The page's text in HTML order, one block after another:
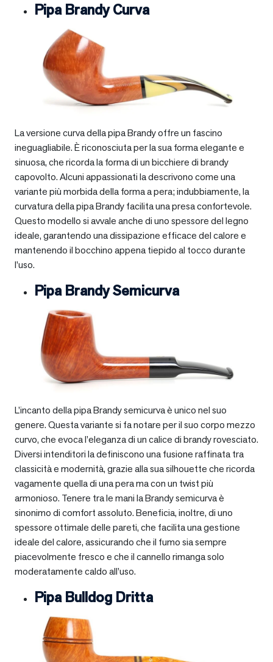
Pipa Brandy Curva
La versione curva della pipa Brandy offre un fascino
ineguagliabile. È riconosciuta per la sua forma elegante e
sinuosa, che ricorda la forma di un bicchiere di brandy
capovolto. Alcuni appassionati la descrivono come una
variante più morbida della forma a pera; indubbiamente, la
curvatura della pipa Brandy facilita una presa confortevole.
Questo modello si avvale anche di uno spessore del legno
ideale, garantendo una dissipazione efficace del calore e
mantenendo il bocchino appena tiepido al tocco durante
l’uso.
Pipa Brandy Semicurva
L’incanto della pipa Brandy semicurva è unico nel suo
genere. Questa variante si fa notare per il suo corpo mezzo
curvo, che evoca l’eleganza di un calice di brandy rovesciato.
Diversi intenditori la definiscono una fusione raffinata tra
classicità e modernità, grazie alla sua silhouette che ricorda
vagamente quella di una pera ma con un twist più
armonioso. Tenere tra le mani la Brandy semicurva è
sinonimo di comfort assoluto. Beneficia, inoltre, di uno
spessore ottimale delle pareti, che facilita una gestione
ideale del calore, assicurando che il fumo sia sempre
piacevolmente fresco e che il cannello rimanga solo
moderatamente caldo all’uso.
Pipa Bulldog Dritta